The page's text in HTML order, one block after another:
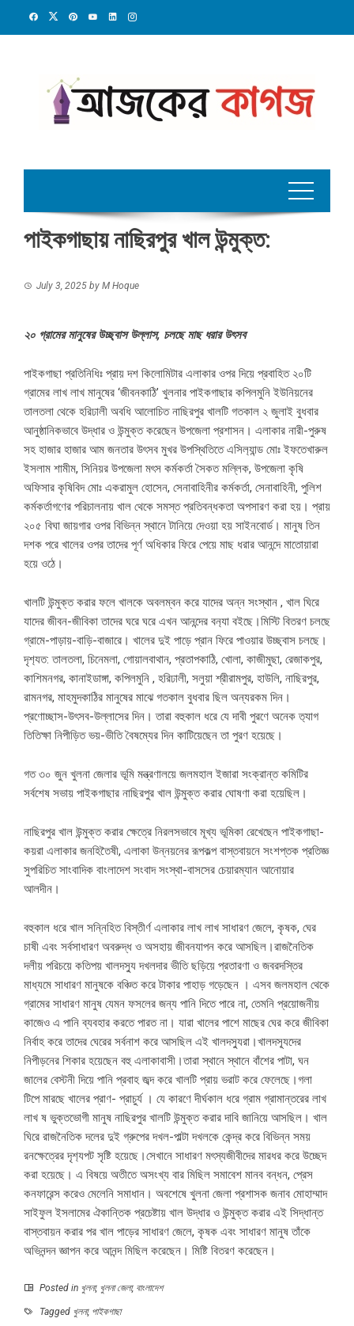
পাইকগাছায় নাছিরপুর খাল উন্মুক্ত:
July 3, 2025 by M Hoque
২০ গ্রামের মানুষের উচ্ছ্বাস উল্লাস, চলছে মাছ ধরার উৎসব
পাইকগাছা প্রতিনিধিঃ প্রায় দশ কিলোমিটার এলাকার ওপর দিয়ে প্রবাহিত ২০টি
গ্রামের লাখ লাখ মানুষের ‘জীবনকাঠি’ খুলনার পাইকগাছার কপিলমুনি ইউনিয়নের
তালতলা থেকে হরিঢালী অবধি আলোচিত নাছিরপুর খালটি গতকাল ২ জুলাই বুধবার
আনুষ্ঠানিকভাবে উদ্ধার ও উন্মুক্ত করেছেন উপজেলা প্রশাসন। এলাকার নারী-পুরুষ
সহ হাজার হাজার আম জনতার উৎসব মুখর উপস্থিতিতে এসিল‍্যান্ড মোঃ ইফতেখারুল
ইসলাম শামীম, সিনিয়র উপজেলা মৎস কর্মকর্তা সৈকত মল্লিক, উপজেলা কৃষি
অফিসার কৃষিবিদ মোঃ একরামুল হোসেন, সেনাবাহিনীর কর্মকর্তা, সেনাবাহিনী, পুলিশ
কর্মকর্তাগণের পরিচালনায় খাল থেকে সমস্ত প্রতিবন্ধকতা অপসারণ করা হয়। প্রায়
২০৫ বিঘা জায়গার ওপর বিভিন্ন স্থানে টানিয়ে দেওয়া হয় সাইনবোর্ড। মানুষ তিন
দশক পরে খালের ওপর তাদের পূর্ণ অধিকার ফিরে পেয়ে মাছ ধরার আনন্দে মাতোয়ারা
হয়ে ওঠে।
খালটি উন্মুক্ত করার ফলে খালকে অবলম্বন করে যাদের অন্ন সংস্থান , খাল ঘিরে
যাদের জীবন-জীবিকা তাদের ঘরে ঘরে এখন আনন্দের বন‍্যা বইছে।মিস্টি বিতরণ চলছে
গ্রামে-পাড়ায়-বাড়ি-বাজারে। খালের দুই পাড়ে প্রান ফিরে পাওয়ার উচ্ছ্বাস চলছে।
দৃশ‍্যত: তালতলা, চিনেমলা, গোয়ালবাথান, প্রতাপকাঠি, খোলা, কাজীমুছা, রেজাকপুর,
কাশিমনগর, কানাইডাঙ্গা, কপিলমুনি , হরিঢালী, সলুয়া শ্রীরামপুর, হাউলি, নাছিরপুর,
রামনগর, মাহমুদকাঠির মানুষের মাঝে গতকাল বুধবার ছিল অন্যরকম দিন।
প্রণোচ্ছাস-উৎসব-উল্লাসের দিন। তারা বহুকাল ধরে যে দাবী পুরণে অনেক ত‍্যাগ
তিতিক্ষা নিপীড়িত ভয়-ভীতি বৈষম্যের দিন কাটিয়েছেন তা পুরণ হয়েছে।
গত ৩০ জুন খুলনা জেলার ভূমি মন্ত্রণালয়ে জলমহাল ইজারা সংক্রান্ত কমিটির
সর্বশেষ সভায় পাইকগাছার নাছিরপুর খাল উন্মুক্ত করার ঘোষণা করা হয়েছিল।
নাছিরপুর খাল উন্মুক্ত করার ক্ষেত্রে নিরলসভাবে মূখ্য ভূমিকা রেখেছেন পাইকগাছা-
কয়রা এলাকার জনহিতৈষী, এলাকা উন্নয়নের রূপকল্প বাস্তবায়নে সংশপ্তক প্রতিজ্ঞ
সুপরিচিত সাংবাদিক বাংলাদেশ সংবাদ সংস্থা-বাসসের চেয়ারম্যান আনোয়ার
আলদীন।
বহুকাল ধরে খাল সন্নিহিত বিস্তীর্ণ এলাকার লাখ লাখ সাধারণ জেলে, কৃষক, ঘের
চাষী এবং সর্বসাধারণ অবরুদ্ধ ও অসহায় জীবনযাপন করে আসছিল।রাজনৈতিক
দলীয় পরিচয়ে কতিপয় খালদস্যু দখলদার ভীতি ছড়িয়ে প্রতারণা ও জবরদস্তির
মাধ্যমে সাধারণ মানুষকে বঞ্চিত করে টাকার পাহাড় গড়েছেন । এসব জলমহাল থেকে
গ্রামের সাধারণ মানুষ যেমন ফসলের জন্য পানি দিতে পারে না, তেমনি প্রয়োজনীয়
কাজেও এ পানি ব্যবহার করতে পারত না। যারা খালের পাশে মাছের ঘের করে জীবিকা
নির্বাহ করে তাদের ঘেরের সর্বনাশ করে আসছিল এই খালদস্যুরা।খালদস‍্যূদের
নিপীড়নের শিকার হয়েছেন বহু এলাকাবাসী।তারা স্থানে স্থানে বাঁশের পাটা, ঘন
জালের বেস্টনী দিয়ে পানি প্রবাহ জব্দ করে খালটি প্রায় ভরাট করে ফেলেছে।গলা
টিপে মারছে খালের প্রাণ- প্রাচুর্য । যে কারণে দীর্ঘকাল ধরে গ্রাম গ্রামান্তরের লাখ
লাখ ষ ভুক্তভোগী মানুষ নাছিরপুর খালটি উন্মুক্ত করার দাবি জানিয়ে আসছিল। খাল
ঘিরে রাজনৈতিক দলের দুই গ্রুপের দখল-পাল্টা দখলকে কেন্দ্র করে বিভিন্ন সময়
রনক্ষেত্রের দৃশ‍্যপট সৃষ্টি হয়েছে।সেখানে সাধারণ মৎস্যজীবীদের মারধর করে উচ্ছেদ
করা হয়েছে। এ বিষয়ে অতীতে অসংখ্য বার মিছিল সমাবেশ মানব বন্ধন, প্রেস
কনফারেন্স করেও মেলেনি সমাধান। অবশেষে খুলনা জেলা প্রশাসক জনাব মোহাম্মাদ
সাইফুল ইসলামের ঐকান্তিক প্রচেষ্টায় খাল উদ্ধার ও উন্মুক্ত করার এই সিদ্ধান্ত
বাস্তবায়ন করার পর খাল পাড়ের সাধারণ জেলে, কৃষক এবং সাধারণ মানুষ তাঁকে
অভিনন্দন জ্ঞাপন করে আনন্দ মিছিল করেছেন। মিষ্টি বিতরণ করেছেন।
Posted in খুলনা, খুলনা জেলা, বাংলাদেশ
Tagged খুলনা, পাইকগাছা